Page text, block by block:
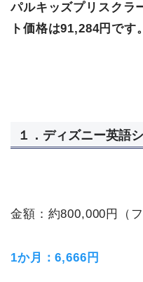
パルキッズプリスクラ
ト価格は91,284円です。
１．ディズニー英語
金額：約800,000円（
1か月：6,666円